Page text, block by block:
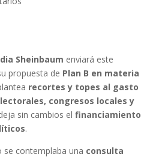
Sheinbaum enviará este
propuesta de Plan B en materia
recortes y topes al gasto
congresos locales y
sin cambios el financiamiento
.
se contemplaba una consulta